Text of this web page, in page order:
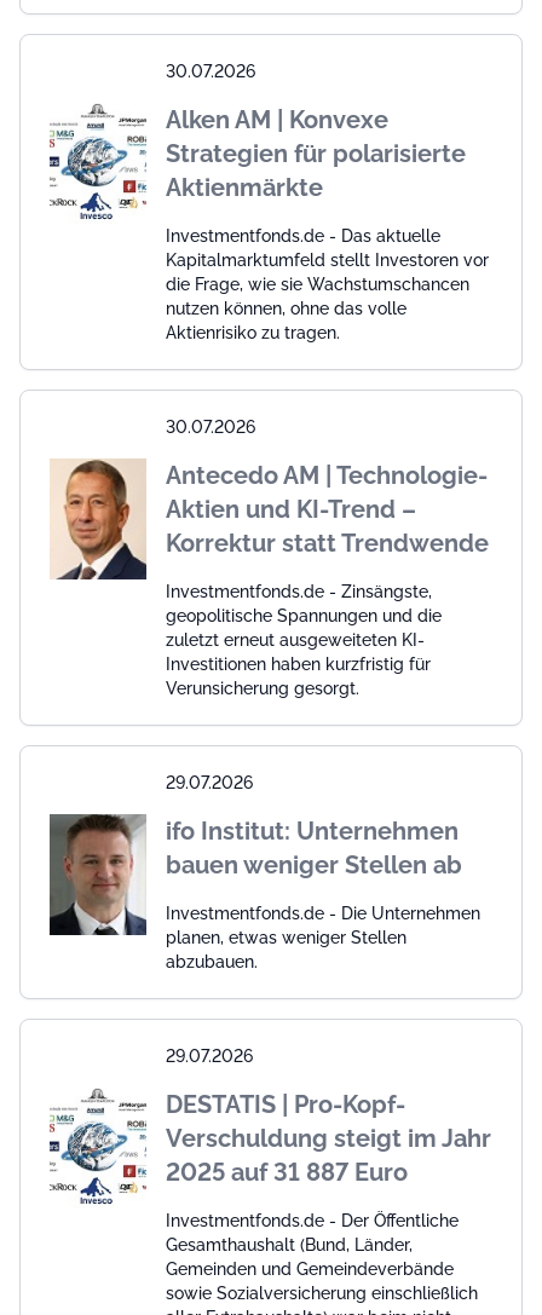
30.07.2026
Alken AM | Konvexe
Strategien für polarisierte
Aktienmärkte
Investmentfonds.de - Das aktuelle
Kapitalmarktumfeld stellt Investoren vor
die Frage, wie sie Wachstumschancen
nutzen können, ohne das volle
Aktienrisiko zu tragen.
30.07.2026
Antecedo AM | Technologie-
Aktien und KI-Trend –
Korrektur statt Trendwende
Investmentfonds.de - Zinsängste,
geopolitische Spannungen und die
zuletzt erneut ausgeweiteten KI-
Investitionen haben kurzfristig für
Verunsicherung gesorgt.
29.07.2026
ifo Institut: Unternehmen
bauen weniger Stellen ab
Investmentfonds.de - Die Unternehmen
planen, etwas weniger Stellen
abzubauen.
29.07.2026
DESTATIS | Pro-Kopf-
Verschuldung steigt im Jahr
2025 auf 31 887 Euro
Investmentfonds.de - Der Öffentliche
Gesamthaushalt (Bund, Länder,
Gemeinden und Gemeindeverbände
sowie Sozialversicherung einschließlich